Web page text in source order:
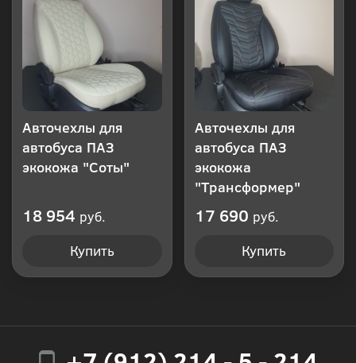
Авточехлы для
автобуса ПАЗ
экокожа "Соты"
18 954 руб.
Купить
Авточехлы для
автобуса ПАЗ
экокожа
"Трансформер"
17 690 руб.
Купить